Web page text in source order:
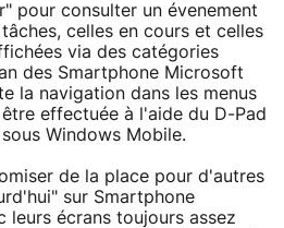
pour consulter un évenement
celles en cours et celles
via des catégories
des Smartphone Microsoft
la navigation dans les menus
effectuée à l'aide du D-Pad
Windows Mobile.
de la place pour d'autres
sur Smartphone
leurs écrans toujours assez